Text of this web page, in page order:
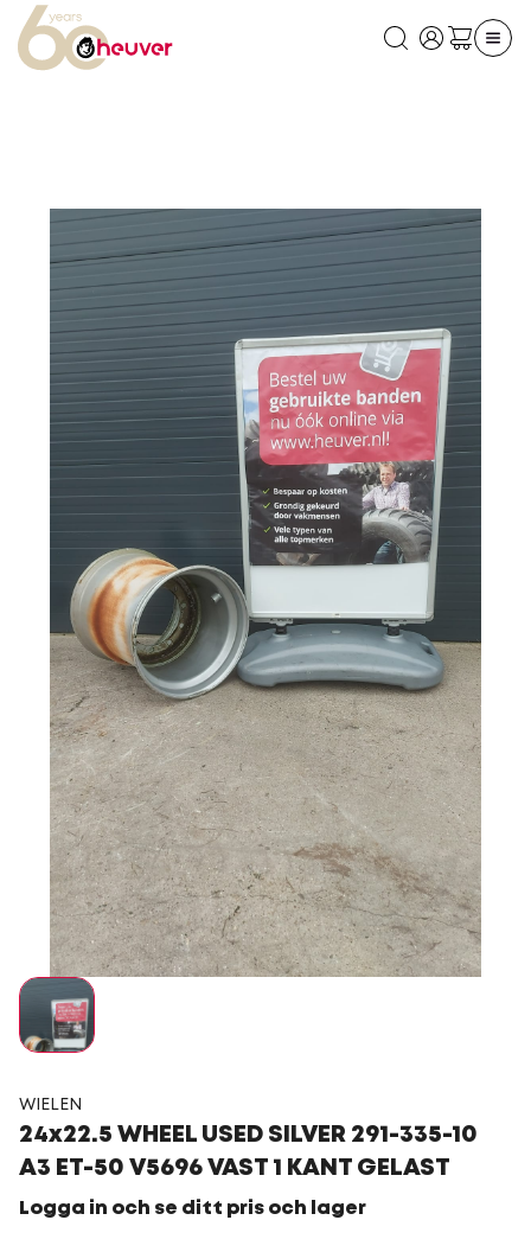
WIELEN
24x22.5 WHEEL USED SILVER 291-335-10
A3 ET-50 V5696 VAST 1 KANT GELAST
Logga in och se ditt pris och lager